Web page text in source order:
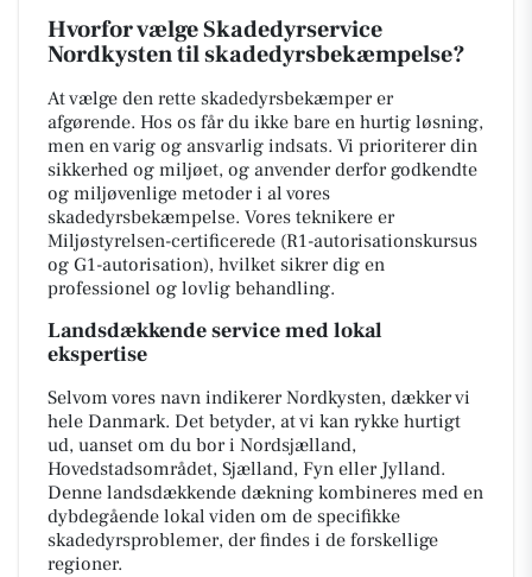
Hvorfor vælge Skadedyrservice
Nordkysten til skadedyrsbekæmpelse?
At vælge den rette skadedyrsbekæmper er
afgørende. Hos os får du ikke bare en hurtig løsning,
men en varig og ansvarlig indsats. Vi prioriterer din
sikkerhed og miljøet, og anvender derfor godkendte
og miljøvenlige metoder i al vores
skadedyrsbekæmpelse. Vores teknikere er
Miljøstyrelsen-certificerede (R1-autorisationskursus
og G1-autorisation), hvilket sikrer dig en
professionel og lovlig behandling.
Landsdækkende service med lokal
ekspertise
Selvom vores navn indikerer Nordkysten, dækker vi
hele Danmark. Det betyder, at vi kan rykke hurtigt
ud, uanset om du bor i Nordsjælland,
Hovedstadsområdet, Sjælland, Fyn eller Jylland.
Denne landsdækkende dækning kombineres med en
dybdegående lokal viden om de specifikke
skadedyrsproblemer, der findes i de forskellige
regioner.